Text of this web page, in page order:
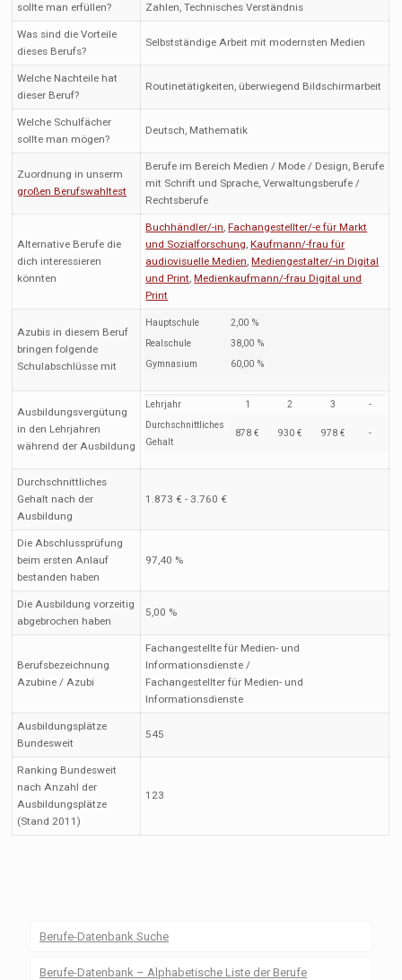
sollte man erfüllen?
Zahlen, Technisches Verständnis
Was sind die Vorteile
dieses Berufs?
Selbstständige Arbeit mit modernsten Medien
Welche Nachteile hat
dieser Beruf?
Routinetätigkeiten, überwiegend Bildschirmarbeit
Welche Schulfächer
sollte man mögen?
Deutsch, Mathematik
Zuordnung in unserm
großen Berufswahltest
Berufe im Bereich Medien / Mode / Design, Berufe
mit Schrift und Sprache, Verwaltungsberufe /
Rechtsberufe
Alternative Berufe die
dich interessieren
könnten
Buchhändler/-in,Fachangestellter/-e für Markt
und Sozialforschung,Kaufmann/-frau für
audiovisuelle Medien,Mediengestalter/-in Digital
und Print,Medienkaufmann/-frau Digital und
Print
Azubis in diesem Beruf
bringen folgende
Schulabschlüsse mit
Hauptschule
2,00 %
Realschule
38,00 %
Gymnasium
60,00 %
Ausbildungsvergütung
in den Lehrjahren
während der Ausbildung
Lehrjahr 1 2 3
-
Durchschnittliches
Gehalt
878 € 930 € 978 € -
Durchschnittliches
Gehalt nach der
Ausbildung
1.873 € - 3.760 €
Die Abschlussprüfung
beim ersten Anlauf
bestanden haben
97,40 %
Die Ausbildung vorzeitig
abgebrochen haben
5,00 %
Berufsbezeichnung
Azubine / Azubi
Fachangestellte für Medien- und
Informationsdienste /
Fachangestellter für Medien- und
Informationsdienste
Ausbildungsplätze
Bundesweit
545
Ranking Bundesweit
nach Anzahl der
Ausbildungsplätze
(Stand 2011)
123
Berufe-Datenbank Suche
Berufe-Datenbank – Alphabetische Liste der Berufe